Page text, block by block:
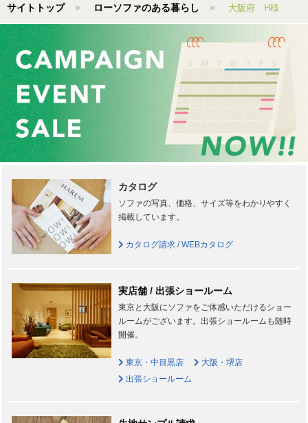
サイトトップ ローソファのある暮らし 大阪府 H様
カタログ
ソファの写真、価格、サイズ等をわかりやすく
掲載しています。
カタログ請求 / WEBカタログ
実店舗 / 出張ショールーム
東京と大阪にソファをご体感いただけるショー
ルームがございます。出張ショールームも随時
開催。
東京・中目黒店
大阪・堺店
出張ショールーム